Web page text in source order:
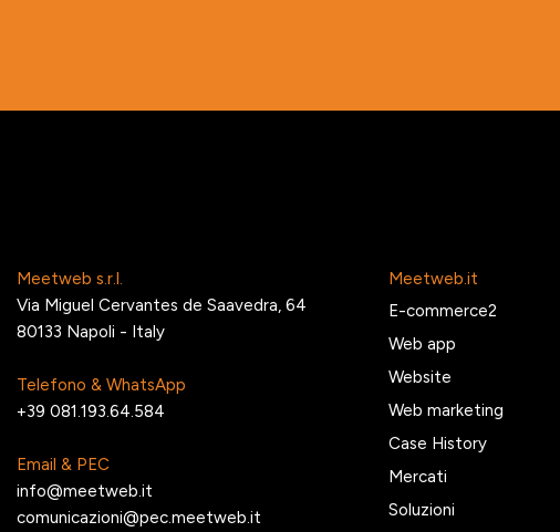
Meetweb s.r.l.
Via Miguel Cervantes de Saavedra, 64
80133 Napoli - Italy
Telefono & WhatsApp
+39 081.193.64.584
Email & PEC
info@meetweb.it
comunicazioni@pec.meetweb.it
Meetweb.it
E-commerce2
Web app
Website
Web marketing
Case History
Mercati
Soluzioni